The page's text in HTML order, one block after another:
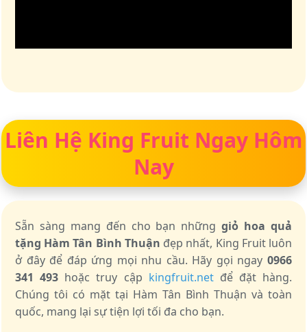
Liên Hệ King Fruit Ngay Hôm
Nay
Sẵn sàng mang đến cho bạn nhữnggiỏ hoa quả
tặng Hàm Tân Bình Thuận đẹp nhất, King Fruit luôn
ở đây để đáp ứng mọi nhu cầu. Hãy gọi ngay 0966
341 493 hoặc truy cập kingfruit.netđể đặt hàng.
Chúng tôi có mặt tại Hàm Tân Bình Thuận và toàn
quốc, mang lại sự tiện lợi tối đa cho bạn.